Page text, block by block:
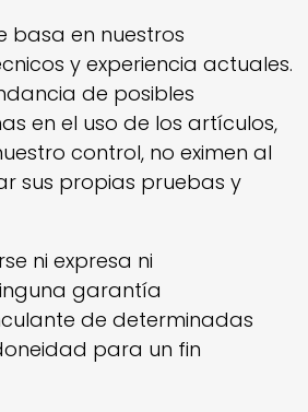
basa en nuestros
y experiencia actuales.
de posibles
en el uso de los artículos,
control, no eximen al
sus propias pruebas y
ni expresa ni
garantía
de determinadas
para un fin